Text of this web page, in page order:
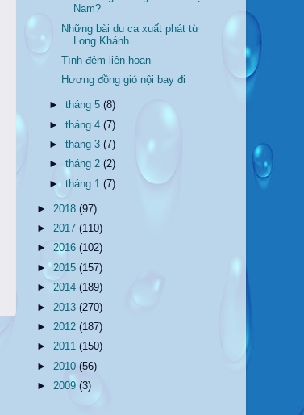
Nam?
Những bài du ca xuất phát từ
Long Khánh
Tình đêm liên hoan
Hương đồng gió nội bay đi
►tháng 5(8)
►tháng 4(7)
►tháng 3(7)
►tháng 2(2)
►tháng 1(7)
► 2018 (97)
► 2017 (110)
► 2016 (102)
► 2015 (157)
► 2014 (189)
► 2013 (270)
► 2012 (187)
► 2011 (150)
► 2010 (56)
► 2009 (3)